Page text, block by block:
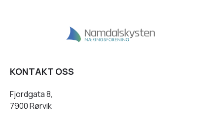
KONTAKT OSS
Fjordgata 8,
7900 Rørvik